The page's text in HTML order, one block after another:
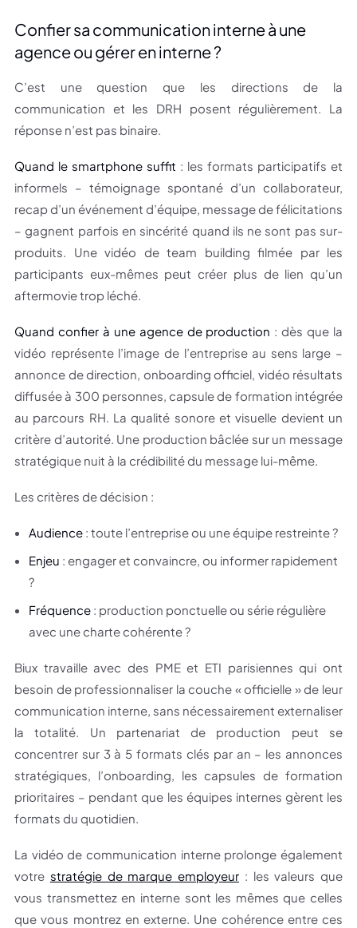
Confier sa communication interne à une
agence ou gérer en interne ?
C’est une question que les directions de la
communication et les DRH posent régulièrement. La
réponse n’est pas binaire.
Quand le smartphone suffit : les formats participatifs et
informels – témoignage spontané d’un collaborateur,
recap d’un événement d’équipe, message de félicitations
– gagnent parfois en sincérité quand ils ne sont pas sur-
produits. Une vidéo de team building filmée par les
participants eux-mêmes peut créer plus de lien qu’un
aftermovie trop léché.
Quand confier à une agence de production : dès que la
vidéo représente l’image de l’entreprise au sens large –
annonce de direction, onboarding officiel, vidéo résultats
diffusée à 300 personnes, capsule de formation intégrée
au parcours RH. La qualité sonore et visuelle devient un
critère d’autorité. Une production bâclée sur un message
stratégique nuit à la crédibilité du message lui-même.
Les critères de décision :
Audience : toute l’entreprise ou une équipe restreinte ?
Enjeu : engager et convaincre, ou informer rapidement
?
Fréquence : production ponctuelle ou série régulière
avec une charte cohérente ?
Biux travaille avec des PME et ETI parisiennes qui ont
besoin de professionnaliser la couche « officielle » de leur
communication interne, sans nécessairement externaliser
la totalité. Un partenariat de production peut se
concentrer sur 3 à 5 formats clés par an – les annonces
stratégiques, l’onboarding, les capsules de formation
prioritaires – pendant que les équipes internes gèrent les
formats du quotidien.
La vidéo de communication interne prolonge également
votre stratégie de marque employeur : les valeurs que
vous transmettez en interne sont les mêmes que celles
que vous montrez en externe. Une cohérence entre ces